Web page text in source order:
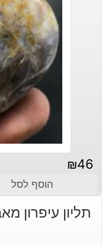
₪46
הוסף לסל
תליון עיפרון